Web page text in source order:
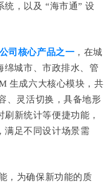
统，以及 “海市通” 设
司核心产品之一 ，在城
绵城市、市政排水、管
生成六大核心模块，共
、灵活切换，具备地形
新统计等便捷功能，
满足不同设计场景需
，为确保新功能的质